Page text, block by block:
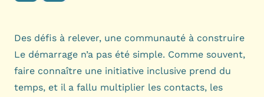
Des défis à relever, une communauté à construire
Le démarrage n’a pas été simple. Comme souvent,
faire connaître une initiative inclusive prend du
temps, et il a fallu multiplier les contacts, les